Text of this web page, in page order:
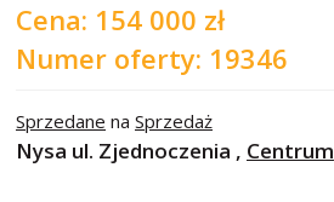
Cena: 154 000 zł
Numer oferty: 19346
Sprzedane na Sprzedaż
Nysa ul. Zjednoczenia , Centrum